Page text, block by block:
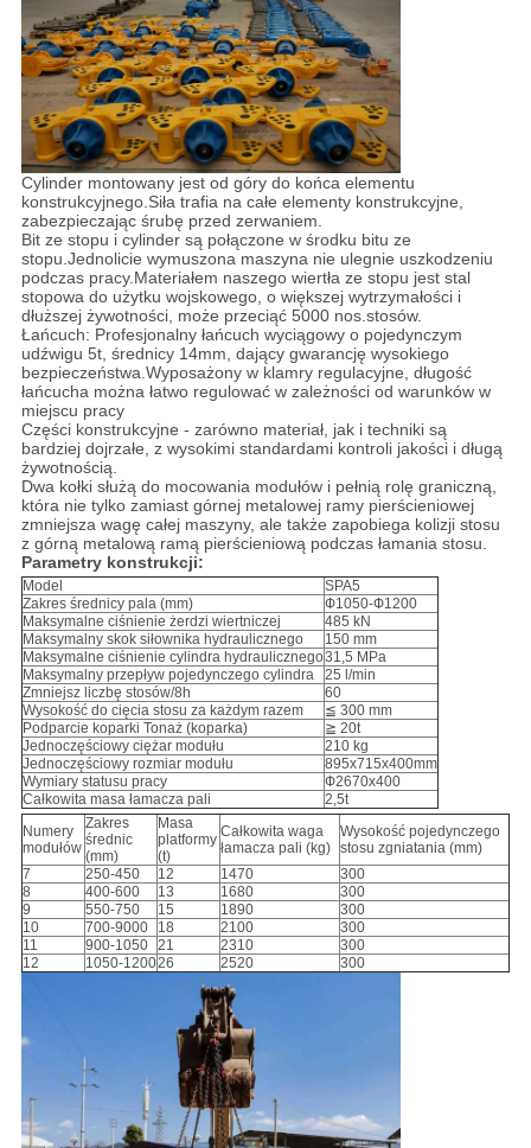
Cylinder montowany jest od góry do końca elementu
konstrukcyjnego.Siła trafia na całe elementy konstrukcyjne,
zabezpieczając śrubę przed zerwaniem.
Bit ze stopu i cylinder są połączone w środku bitu ze
stopu.Jednolicie wymuszona maszyna nie ulegnie uszkodzeniu
podczas pracy.Materiałem naszego wiertła ze stopu jest stal
stopowa do użytku wojskowego, o większej wytrzymałości i
dłuższej żywotności, może przeciąć 5000 nos.stosów.
Łańcuch: Profesjonalny łańcuch wyciągowy o pojedynczym
udźwigu 5t, średnicy 14mm, dający gwarancję wysokiego
bezpieczeństwa.Wyposażony w klamry regulacyjne, długość
łańcucha można łatwo regulować w zależności od warunków w
miejscu pracy
Części konstrukcyjne - zarówno materiał, jak i techniki są
bardziej dojrzałe, z wysokimi standardami kontroli jakości i długą
żywotnością.
Dwa kołki służą do mocowania modułów i pełnią rolę graniczną,
która nie tylko zamiast górnej metalowej ramy pierścieniowej
zmniejsza wagę całej maszyny, ale także zapobiega kolizji stosu
z górną metalową ramą pierścieniową podczas łamania stosu.
Parametry konstrukcji:
Model
SPA5
Zakres średnicy pala (mm)
Ф1050-Ф1200
Maksymalne ciśnienie żerdzi wiertniczej
485 kN
Maksymalny skok siłownika hydraulicznego
150 mm
Maksymalne ciśnienie cylindra hydraulicznego31,5 MPa
Maksymalny przepływ pojedynczego cylindra
25 l/min
Zmniejsz liczbę stosów/8h
60
Wysokość do cięcia stosu za każdym razem
≦ 300 mm
Podparcie koparki Tonaż (koparka)
≧ 20t
Jednoczęściowy ciężar modułu
210 kg
Jednoczęściowy rozmiar modułu
895x715x400mm
Wymiary statusu pracy
Ф2670x400
Całkowita masa łamacza pali
2,5t
Numery
modułów
Zakres
średnic
(mm)
Masa
platformy
(t)
Całkowita waga
łamacza pali (kg)
Wysokość pojedynczego
stosu zgniatania (mm)
7
250-450 12 1470
300
8
400-600 13 1680
300
9
550-750 15 1890
300
10
700-9000 18 2100
300
11
900-1050 21 2310
300
12
1050-120026 2520 300